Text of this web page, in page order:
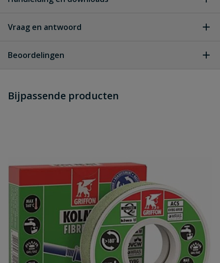
Bonfix Minikogelkranen
Vraag en antwoord
dit product?
Beoordelingen
Schrijf zelf een beoordeling
Naam
Samenvatting
Bijpassende producten